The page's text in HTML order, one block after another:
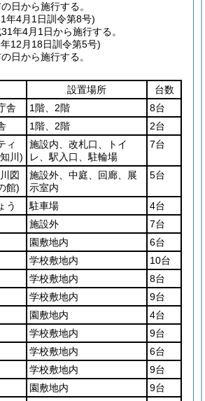
日から施行する。
年4月1日訓令第8号)
年4月1日から施行する。
12月18日訓令第5号)
日から施行する。
設置場所
台数
舎
1階、2階
8台
1階、2階
2台
ィ
川)
施設内、改札口、トイ
レ、駅入口、駐輪場
7台
図
館)
施設外、中庭、回廊、展
示室内
5台
う 駐車場
4台
施設外
7台
園敷地内
6台
学校敷地内
10台
学校敷地内
8台
学校敷地内
9台
園敷地内
4台
学校敷地内
9台
学校敷地内
6台
学校敷地内
9台
園敷地内
9台